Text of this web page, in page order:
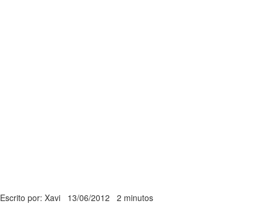
Escrito por: Xavi 13/06/2012 2 minutos